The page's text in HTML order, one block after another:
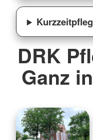
DRK
Ganz